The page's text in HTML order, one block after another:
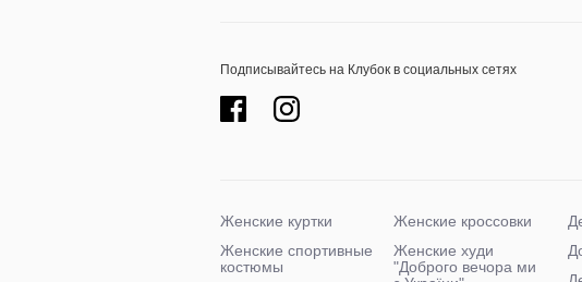
Подписывайтесь на Клубок в социальных сетях
Женские куртки
Женские спортивные
костюмы
Женские кроссовки
Женские худи
"Доброго вечора ми